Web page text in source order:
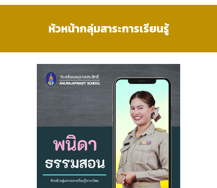
หัวหน้ากลุ่มสาระการเรียนรู้